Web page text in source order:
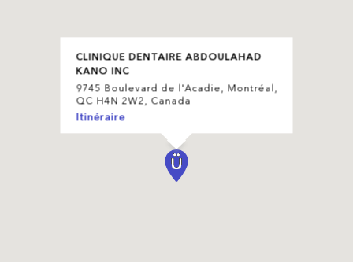
CLINIQUE DENTAIRE ABDOULAHAD
KANO INC
9745 Boulevard de l'Acadie, Montréal,
QC H4N 2W2, Canada
Itinéraire